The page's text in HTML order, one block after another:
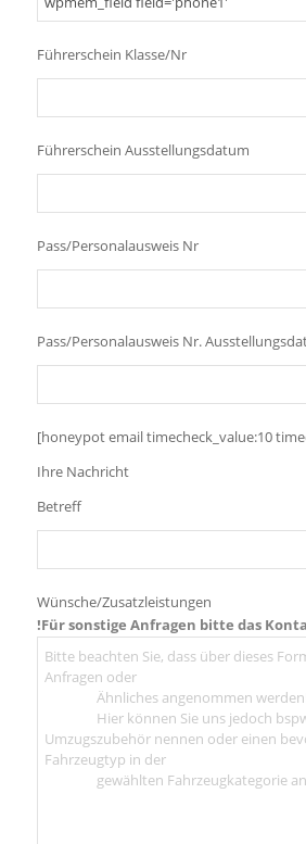
Führerschein Klasse/Nr
Führerschein Ausstellungsdatum
Pass/Personalausweis Nr
Pass/Personalausweis Nr.
[honeypot email timecheck_value:10
Ihre Nachricht
Betreff
Wünsche/Zusatzleistungen
!Für sonstige Anfragen bitte das